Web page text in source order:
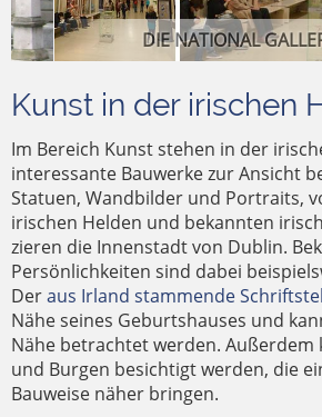
DIE NATIONAL GALLERY
DAS MUSEUM NUMBER
DAS WACHSFIGUREN-
WAX MUSEUM
Kunst in der irischen
Im Bereich Kunst stehen in der
interessante Bauwerke zur Ansicht
Statuen, Wandbilder und Portraits,
irischen Helden und bekannten
zieren die Innenstadt von Dublin.
Persönlichkeiten sind dabei
Deraus Irland stammende
Nähe seines Geburtshauses und
Nähe betrachtet werden. Außerdem
und Burgen besichtigt werden, die
Bauweise näher bringen.